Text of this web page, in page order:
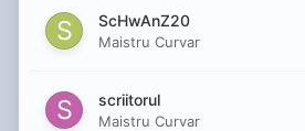
ScHwAnZ20
Maistru Curvar
scriitorul
Maistru Curvar